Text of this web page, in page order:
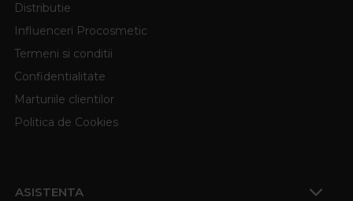
Distributie
Influenceri Procosmetic
Termeni si conditii
Confidentialitate
Marturiile clientilor
Politica de Cookies
ASISTENTA